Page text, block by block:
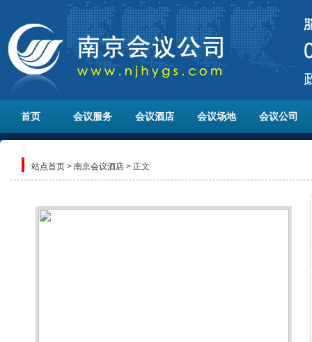
首页 会议服务 会议酒店 会议场地 会议公司
站点首页 > 南京会议酒店 > 正文